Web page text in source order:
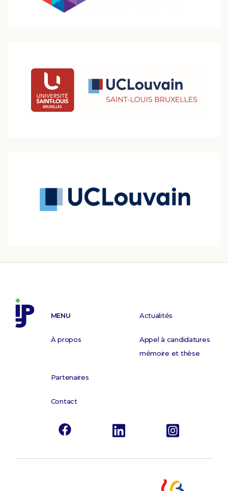
MENU
À propos
Actualités
Appel à candidatures
mémoire et thèse
Partenaires
Contact